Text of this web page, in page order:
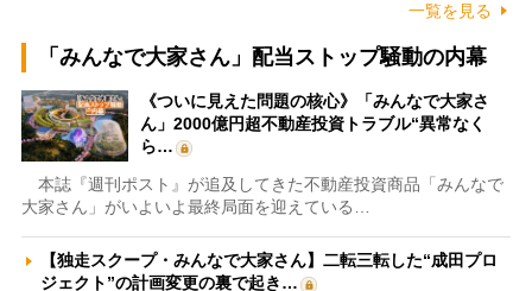
一覧を見る
「みんなで大家さん」配当ストップ騒動の内幕
《ついに見えた問題の核心》「みんなで大家さ
ん」2000億円超不動産投資トラブル“異常なく
ら…
本誌『週刊ポスト』が追及してきた不動産投資商品「みんなで
大家さん」がいよいよ最終局面を迎えている…
【独走スクープ・みんなで大家さん】二転三転した“成田プロ
ジェクト”の計画変更の裏で起き…